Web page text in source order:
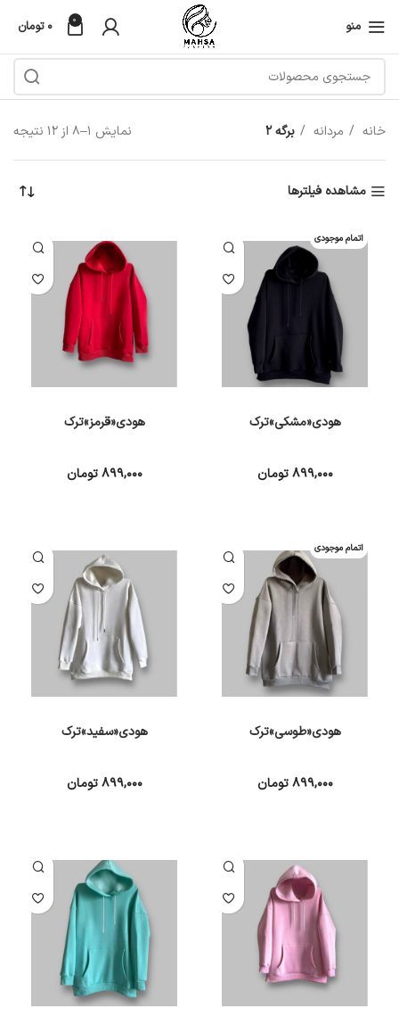
منو 0 ۰ تومان
خانه مردانه برگه 2 نمایش 1–8 از 12 نتیجه
مشاهده فیلترها
اتمام موجودی
هودی«مشکی»ترک
۸۹۹,۰۰۰ تومان
هودی«قرمز»ترک
۸۹۹,۰۰۰ تومان
اتمام موجودی
هودی«طوسی»ترک
۸۹۹,۰۰۰ تومان
هودی«سفید»ترک
۸۹۹,۰۰۰ تومان